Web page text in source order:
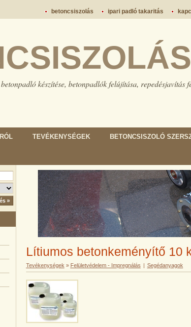
betoncsiszolás ipari padló takaritás
készítése, betonpadlók felújítása, repedésjavítás
TEVÉKENYSÉGEK BETONCSISZOLÓ
Lítiumos betonkeményítő 10
Tevékenységek » Felületvédelem - Impregnálás | Segédanyagok